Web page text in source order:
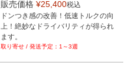
BSP-TYPE-G
販売価格 ¥25,400税込
ドンつき感の改善！低速トルクの向
上！絶妙なドライバリティが得られ
ます。
1～3週